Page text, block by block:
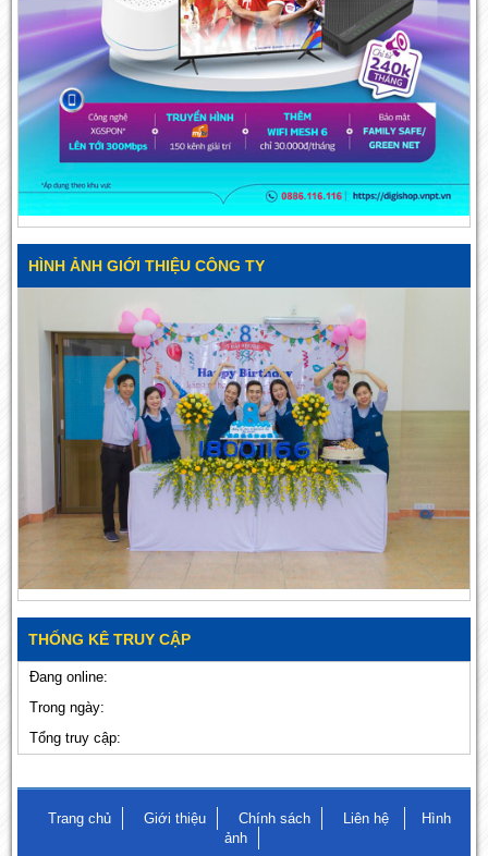
HÌNH ẢNH GIỚI THIỆU CÔNG TY
THỐNG KÊ TRUY CẬP
Đang online:
Trong ngày:
Tổng truy cập:
Trang chủ Giới thiệu Chính sách Liên hệ
Hình
ảnh